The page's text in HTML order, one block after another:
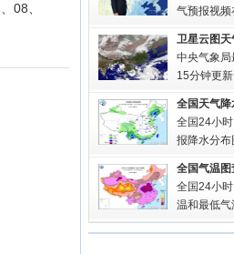
08、
气预报视频
卫星云图天
中央气象
15分钟更
全国天气降
全国24小
报降水分布
全国气温图
全国24小
温和最低气